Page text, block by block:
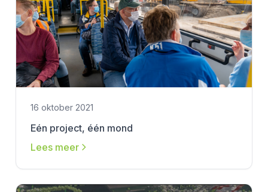
16 oktober 2021
Eén project, één mond
Lees meer